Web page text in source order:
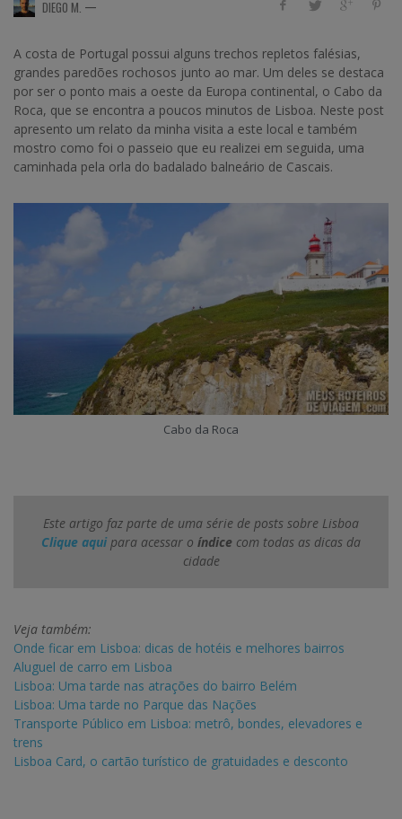
DIEGO M. —
A costa de Portugal possui alguns trechos repletos falésias,
grandes paredões rochosos junto ao mar. Um deles se destaca
por ser o ponto mais a oeste da Europa continental, o Cabo da
Roca, que se encontra a poucos minutos de Lisboa. Neste post
apresento um relato da minha visita a este local e também
mostro como foi o passeio que eu realizei em seguida, uma
caminhada pela orla do badalado balneário de Cascais.
Cabo da Roca
Este artigo faz parte de uma série de posts sobre Lisboa
Clique aquipara acessar o índice com todas as dicas da
cidade
Veja também:
Onde ficar em Lisboa: dicas de hotéis e melhores bairros
Aluguel de carro em Lisboa
Lisboa: Uma tarde nas atrações do bairro Belém
Lisboa: Uma tarde no Parque das Nações
Transporte Público em Lisboa: metrô, bondes, elevadores e
trens
Lisboa Card, o cartão turístico de gratuidades e desconto